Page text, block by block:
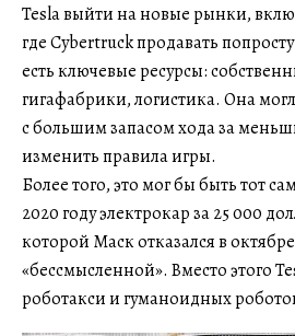
Tesla выйти на новые рынки,
где Cybertruck продавать
есть ключевые ресурсы:
гигафабрики, логистика. Она
с большим запасом хода за
изменить правила игры.
Более того, это мог бы быть тот
2020 году электрокар за 25 000
которой Маск отказался в
«бессмысленной». Вместо этого
роботакси и гуманоидных